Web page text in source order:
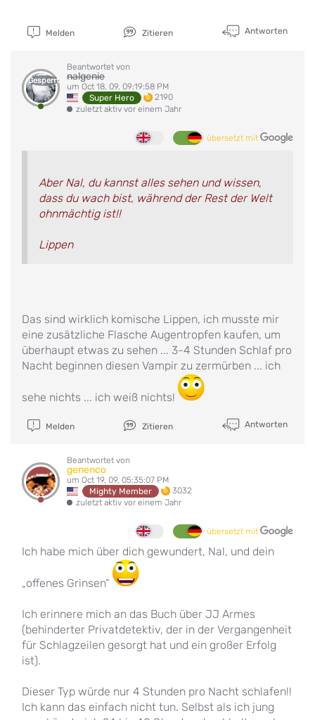
Melden Zitieren Antworten
Gesperrt
Beantwortet von
nalgenie
um Oct 18, 09, 09:19:58 PM
Super Hero
2190
zuletzt aktiv vor einem Jahr
übersetzt mit
Aber Nal, du kannst alles sehen und wissen,
dass du wach bist, während der Rest der Welt
ohnmächtig ist!!
Lippen
Das sind wirklich komische Lippen, ich musste mir
eine zusätzliche Flasche Augentropfen kaufen, um
überhaupt etwas zu sehen ... 3-4 Stunden Schlaf pro
Nacht beginnen diesen Vampir zu zermürben ... ich
sehe nichts ... ich weiß nichts!
Melden Zitieren Antworten
Beantwortet von
genenco
um Oct 19, 09, 05:35:07 PM
Mighty Member
3032
zuletzt aktiv vor einem Jahr
übersetzt mit
Ich habe mich über dich gewundert, Nal, und dein
„offenes Grinsen“
Ich erinnere mich an das Buch über JJ Armes
(behinderter Privatdetektiv, der in der Vergangenheit
für Schlagzeilen gesorgt hat und ein großer Erfolg
ist).
Dieser Typ würde nur 4 Stunden pro Nacht schlafen!!
Ich kann das einfach nicht tun. Selbst als ich jung